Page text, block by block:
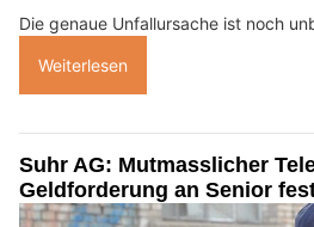
Die genaue Unfallursache ist noch
Weiterlesen
Suhr AG: Mutmasslicher
Geldforderung an Senior